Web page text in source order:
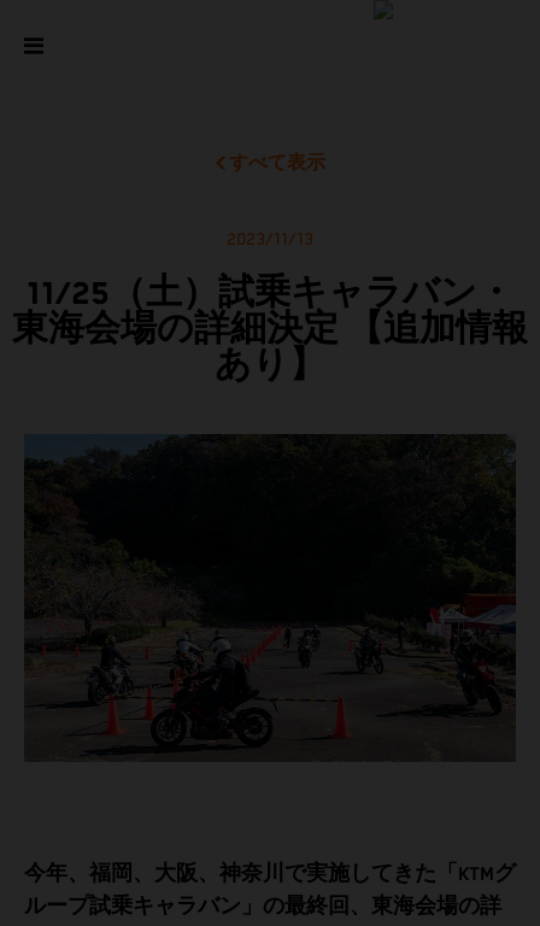
すべて表示
2023/11/13
11/25（土）試乗キャラバン・
東海会場の詳細決定 【追加情報
あり】
今年、福岡、大阪、神奈川で実施してきた「KTMグ
ループ試乗キャラバン」の最終回、東海会場の詳